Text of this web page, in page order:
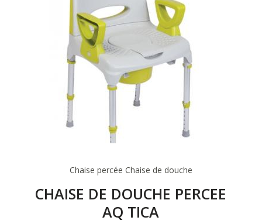
Chaise percée Chaise de douche
CHAISE DE DOUCHE PERCEE
AQ TICA